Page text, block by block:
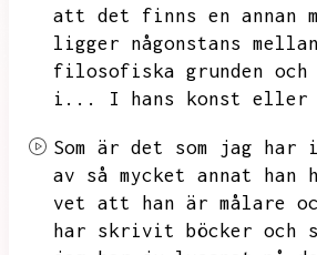
att det finns en annan
ligger någonstans
filosofiska grunden
i...
I hans konst eller
Som är det som jag
av så mycket annat han
vet att han är målare
har skrivit böcker och